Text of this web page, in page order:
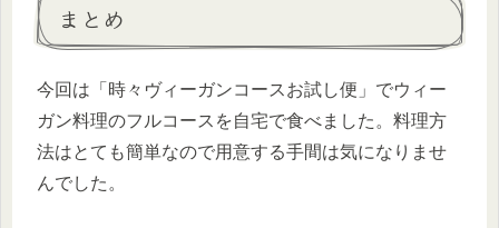
まとめ
今回は「時々ヴィーガンコースお試し便」でウィー
ガン料理のフルコースを自宅で食べました。料理方
法はとても簡単なので用意する手間は気になりませ
んでした。